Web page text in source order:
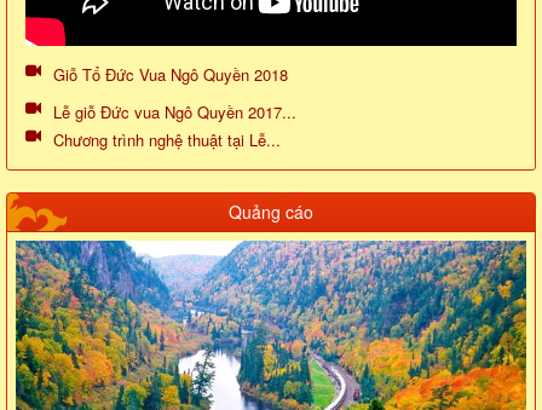
Giỗ Tổ Đức Vua Ngô Quyền 2018
Lễ giỗ Đức vua Ngô Quyền 2017...
Chương trình nghệ thuật tại Lễ...
Quảng cáo